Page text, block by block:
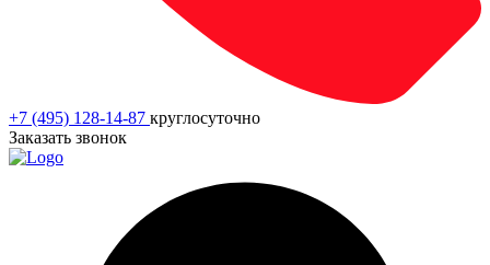
+7 (495) 128-14-87 круглосуточно
Заказать звонок